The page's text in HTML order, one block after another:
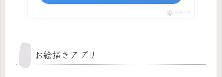
ポチップ
お絵描きアプリ